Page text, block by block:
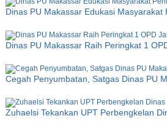
Dinas PU Makassar Edukasi
Dinas PU Makassar Raih Peringkat 1
Cegah Penyumbatan, Satgas Dinas PU
Zuhaelsi Tekankan UPT Perbengkelan